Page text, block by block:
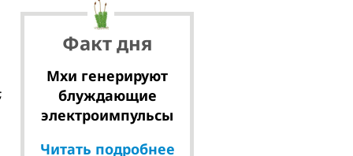
Факт дня
Мхи генерируют
блуждающие
электроимпульсы
Читать подробнее